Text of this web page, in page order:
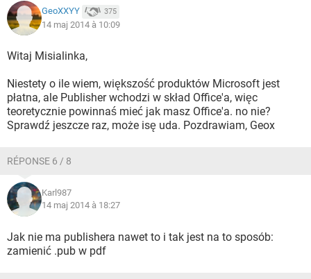
GeoXXYY 375
14 maj 2014 à 10:09
Witaj Misialinka,
Niestety o ile wiem, większość produktów Microsoft jest
płatna, ale Publisher wchodzi w skład Office'a, więc
teoretycznie powinnaś mieć jak masz Office'a. no nie?
Sprawdź jeszcze raz, może isę uda. Pozdrawiam, Geox
RÉPONSE 6 / 8
Karl987
14 maj 2014 à 18:27
Jak nie ma publishera nawet to i tak jest na to sposób:
zamienić .pub w pdf